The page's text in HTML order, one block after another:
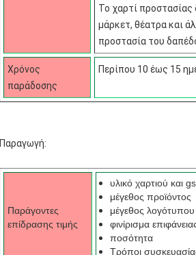
Το χαρτί προστασίας
μάρκετ, θέατρα και
προστασία του
Χρόνος
παράδοσης
Περίπου 10 έως 15
Παραγωγή:
Παράγοντες
επίδρασης τιμής
υλικό χαρτιού και
μέγεθος προϊόντος
μέγεθος
φινίρισμα
ποσότητα
Τρόποι